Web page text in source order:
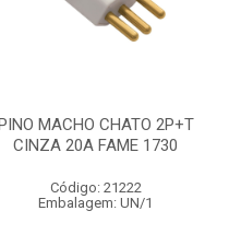
MACHO CHATO 2P+T
CINZA 20A FAME 1730
Código: 21222
Embalagem: UN/1